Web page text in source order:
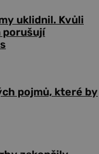
uklidnil. Kvůli
porušují
pojmů, které by